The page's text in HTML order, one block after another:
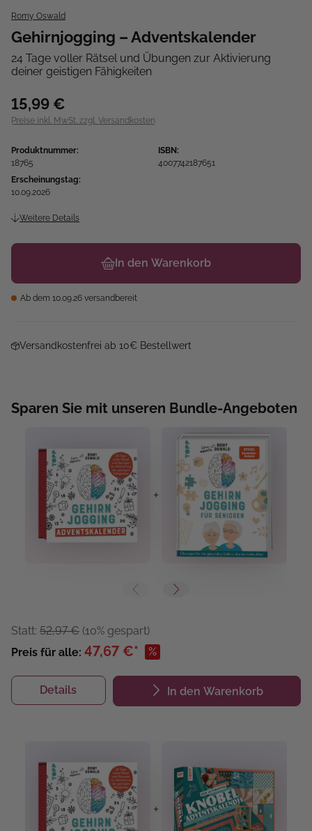
Romy Oswald
Gehirnjogging – Adventskalender
24 Tage voller Rätsel und Übungen zur Aktivierung
deiner geistigen Fähigkeiten
15,99 €
Preise inkl. MwSt. zzgl. Versandkosten
Produktnummer:
18765
ISBN:
4007742187651
Erscheinungstag:
10.09.2026
Weitere Details
In den Warenkorb
Ab dem 10.09.26 versandbereit
Versandkostenfrei ab 10€ Bestellwert
Sparen Sie mit unseren Bundle-Angeboten
+
Statt: 52,97 € (10% gespart)
Preis für alle: 47,67 €* %
Details In den Warenkorb
+